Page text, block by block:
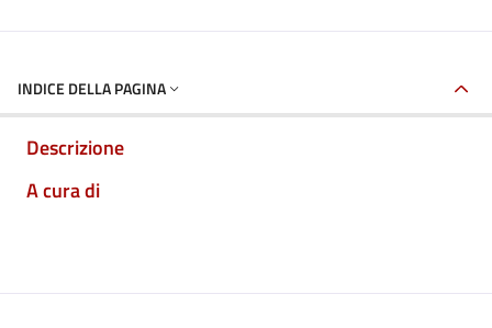
INDICE DELLA PAGINA
Descrizione
A cura di